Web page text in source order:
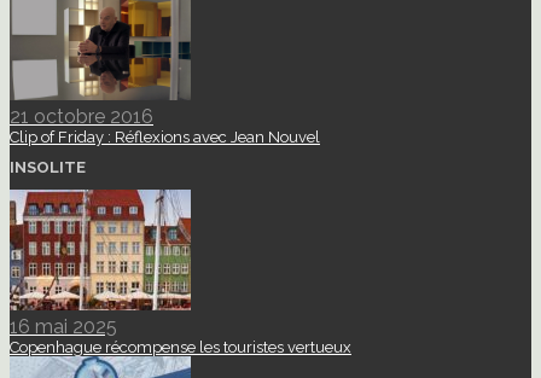
21 octobre 2016
Clip of Friday : Réflexions avec Jean Nouvel
INSOLITE
16 mai 2025
Copenhague récompense les touristes vertueux